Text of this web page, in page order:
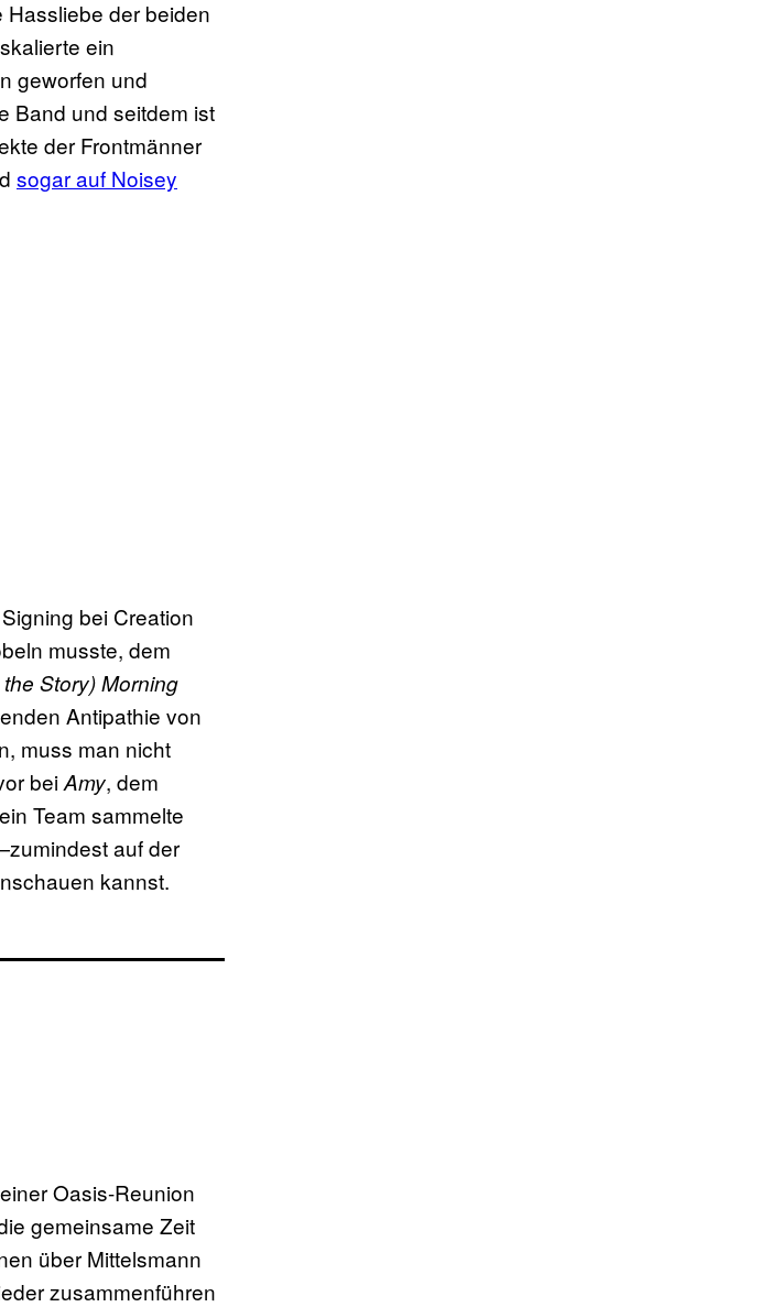
der beiden
ein
geworfen und
Band und seitdem ist
der Frontmänner
sogar auf Noisey
bei Creation
musste, dem
the Story) Morning
Antipathie von
muss man nicht
beiAmy, dem
Team sammelte
auf der
kannst.
Oasis-Reunion
gemeinsame Zeit
über Mittelsmann
zusammenführen